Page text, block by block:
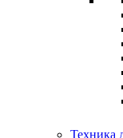
Техника